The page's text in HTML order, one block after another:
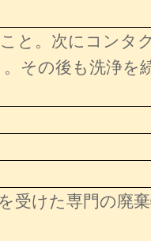
と。次にコンタ
その後も洗浄を
受けた専門の廃